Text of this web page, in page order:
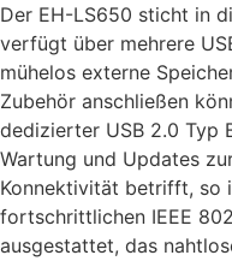
Der EH-LS650 sticht in
verfügt über mehrere
mühelos externe
Zubehör anschließen
dedizierter USB 2.0 Typ
Wartung und Updates
Konnektivität betrifft, so
fortschrittlichen IEEE
ausgestattet, das